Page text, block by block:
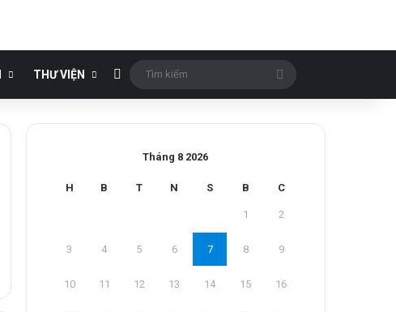
THƯ VIỆN Bài viết ngẫu nhiên
kiếm
Tháng 8 2026
H B T N S B C
1 2
3 4 5 6 7 8 9
10 11 12 13 14 15 16